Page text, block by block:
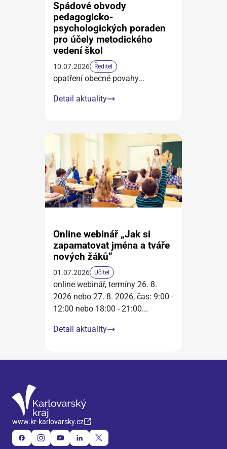
Spádové obvody
pedagogicko-
psychologických poraden
pro účely metodického
vedení škol
10.07.2026 Ředitel
opatření obecné povahy...
Detail aktuality
Online webinář „Jak si
zapamatovat jména a tváře
nových žáků“
01.07.2026 Učitel
online webinář, termíny 26. 8.
2026 nebo 27. 8. 2026, čas: 9:00 -
12:00 nebo 18:00 - 21:00...
Detail aktuality
www.kr-karlovarsky.cz